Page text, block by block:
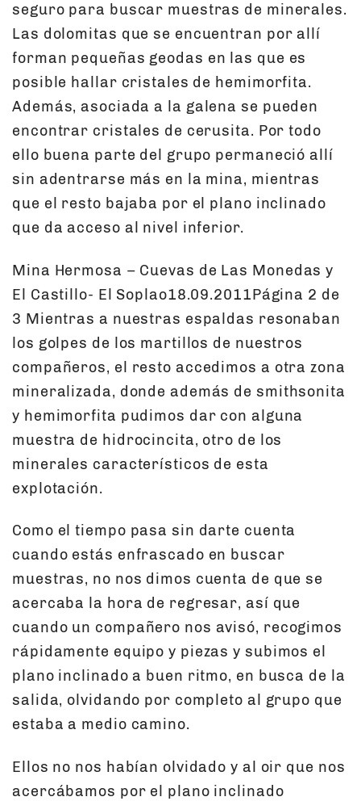
seguro para buscar muestras de minerales.
Las dolomitas que se encuentran por allí
forman pequeñas geodas en las que es
posible hallar cristales de hemimorfita.
Además, asociada a la galena se pueden
encontrar cristales de cerusita. Por todo
ello buena parte del grupo permaneció allí
sin adentrarse más en la mina, mientras
que el resto bajaba por el plano inclinado
que da acceso al nivel inferior.
Mina Hermosa – Cuevas de Las Monedas y
El Castillo- El Soplao18.09.2011Página 2 de
3 Mientras a nuestras espaldas resonaban
los golpes de los martillos de nuestros
compañeros, el resto accedimos a otra zona
mineralizada, donde además de smithsonita
y hemimorfita pudimos dar con alguna
muestra de hidrocincita, otro de los
minerales característicos de esta
explotación.
Como el tiempo pasa sin darte cuenta
cuando estás enfrascado en buscar
muestras, no nos dimos cuenta de que se
acercaba la hora de regresar, así que
cuando un compañero nos avisó, recogimos
rápidamente equipo y piezas y subimos el
plano inclinado a buen ritmo, en busca de la
salida, olvidando por completo al grupo que
estaba a medio camino.
Ellos no nos habían olvidado y al oir que nos
acercábamos por el plano inclinado